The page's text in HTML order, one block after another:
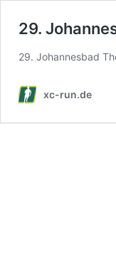
29.
29. Johannesbad
xc-run.de